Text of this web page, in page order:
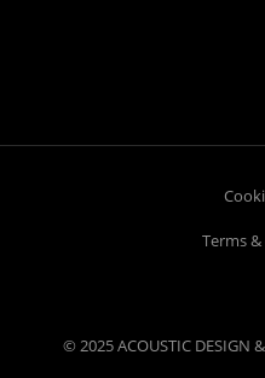
© 2025 ACOUSTIC
Terms